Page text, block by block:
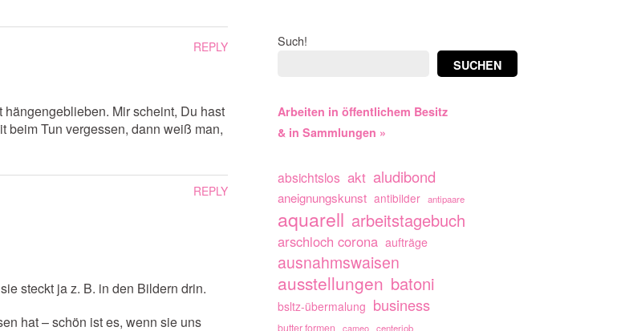
Mir scheint, Du hast
beim Tun vergessen, dann weiß man,
REPLY
steckt ja z. B. in den Bildern drin.
hat – schön ist es, wenn sie uns
REPLY
Such!
SUCHEN
Arbeiten in öffentlichem Besitz
& in Sammlungen »
absichtslos akt aludibond
aneignungskunst antibilder antipaare
aquarell arbeitstagebuch
arschloch corona aufträge
ausnahmswaisen
ausstellungen batoni
bsltz-übermalung business
butter formen cameo centerjob